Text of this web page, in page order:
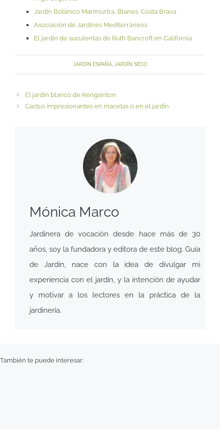
Jardín Botánico Marimurtra, Blanes, Costa Brava
Asociación de Jardines Mediterráneos
El jardín de suculentas de Ruth Bancroft en California
JARDÍN ESPAÑA JARDÍN SECO
El jardín blanco de Kengsinton
Cactus impresionantes en macetas o en el jardín
Mónica Marco
Jardinera de vocación desde hace más de 30
años, soy la fundadora y editora de este blog. Guía
de Jardín, nace con la idea de divulgar mi
experiencia con el jardín, y la intención de ayudar
y motivar a los lectores en la práctica de la
jardinería.
También te puede interesar: